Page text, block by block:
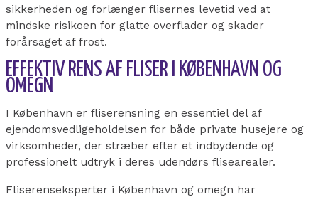
sikkerheden og forlænger flisernes levetid ved at
mindske risikoen for glatte overflader og skader
forårsaget af frost.
EFFEKTIV RENS AF FLISER I KØBENHAVN OG
OMEGN
I København er fliserensning en essentiel del af
ejendomsvedligeholdelsen for både private husejere og
virksomheder, der stræber efter et indbydende og
professionelt udtryk i deres udendørs flisearealer.
Fliserenseksperter i København og omegn har